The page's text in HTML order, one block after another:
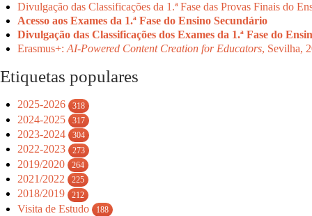
Divulgação das Classificações da 1.ª Fase das Provas Finais do
Acesso aos Exames da 1.ª Fase do Ensino Secundário
Divulgação das Classificações dos Exames da 1.ª Fase do
Erasmus+: AI-Powered Content Creation for Educators, Sevilha,
Etiquetas populares
2025-2026 318
2024-2025 317
2023-2024 304
2022-2023 273
2019/2020 264
2021/2022 225
2018/2019 212
Visita de Estudo 188